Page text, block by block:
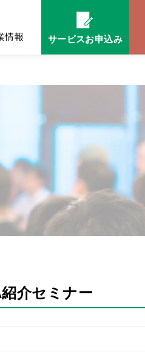
情報 サービスお申込み
介セミナー